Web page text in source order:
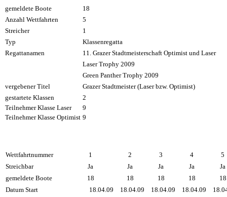
gemeldete Boote
18
Anzahl Wettfahrten
5
Streicher
1
Typ
Klassenregatta
Regattanamen
11. Grazer Stadtmeisterschaft Optimist und Laser
Laser Trophy 2009
Green Panther Trophy 2009
vergebener Titel
Grazer Stadtmeister (Laser bzw. Optimist)
gestartete Klassen
2
Teilnehmer Klasse Laser
9
Teilnehmer Klasse Optimist 9
Wettfahrtnummer 1 2 3 4
5
Streichbar
Ja Ja Ja Ja
Ja
gemeldete Boote
18 18 18 18
18
Datum Start
18.04.09 18.04.09 18.04.09 18.04.09